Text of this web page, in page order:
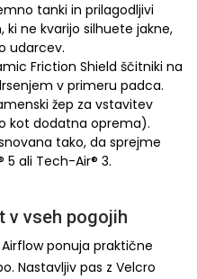
tanki in prilagodljivi
ne kvarijo silhuete jakne,
udarcev.
Friction Shield ščitniki na
v primeru padca.
žep za vstavitev
kot dodatna oprema).
tako, da sprejme
ali Tech-Air® 3.
v vseh pogojih
Airflow ponuja praktične
Nastavljiv pas z Velcro